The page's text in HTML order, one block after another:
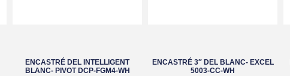
ENCASTRÉ DEL INTELLIGENT
BLANC- PIVOT DCP-FGM4-WH
ENCASTRÉ 3″ DEL BLANC- EXCEL
5003-CC-WH